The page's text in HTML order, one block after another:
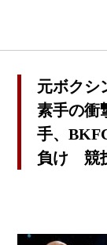
元ボクシ
素手の衝
手、
負け 競